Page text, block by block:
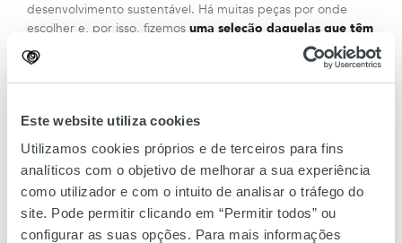
Este website utiliza cookies
Utilizamos cookies próprios e de terceiros para fins
analíticos com o objetivo de melhorar a sua experiência
como utilizador e com o intuito de analisar o tráfego do
site. Pode permitir clicando em “Permitir todos” ou
configurar as suas opções. Para mais informações
desenvolvimento sustentável. Há muitas peças por onde
escolher e, por isso, fizemos uma seleção daquelas que têm
(mesmo) de estar na sua lista
Venha conhecer!